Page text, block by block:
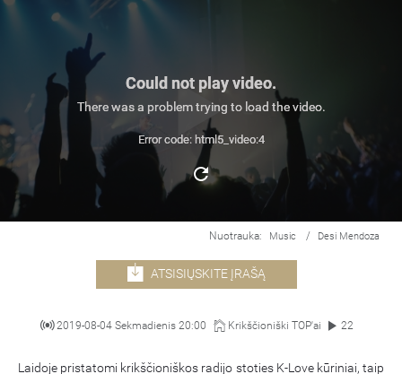
Could not play video.
There was a problem trying to load the video.
Error code: html5_video:4
Nuotrauka: Music / Desi Mendoza
ATSISIŲSKITE ĮRAŠĄ
2019-08-04 Sekmadienis 20:00 Krikščioniški TOP'ai 22
Laidoje pristatomi krikščioniškos radijo stoties K-Love kūriniai, taip